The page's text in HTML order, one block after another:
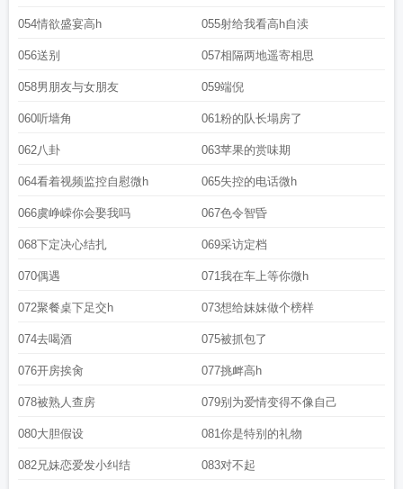
054情欲盛宴高h 055射给我看高h自渎
056送别 057相隔两地遥寄相思
058男朋友与女朋友 059端倪
060听墙角 061粉的队长塌房了
062八卦 063苹果的赏味期
064看着视频监控自慰微h 065失控的电话微h
066虞峥嵘你会娶我吗 067色令智昏
068下定决心结扎 069采访定档
070偶遇 071我在车上等你微h
072聚餐桌下足交h 073想给妹妹做个榜样
074去喝酒 075被抓包了
076开房挨肏 077挑衅高h
078被熟人查房 079别为爱情变得不像自己
080大胆假设 081你是特别的礼物
082兄妹恋爱发小纠结 083对不起